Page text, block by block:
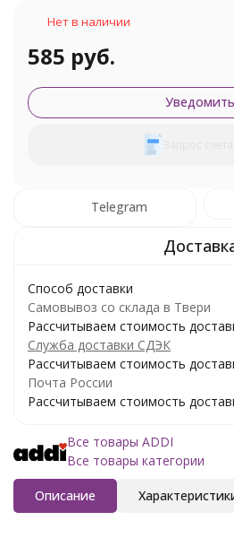
Нет в наличии
585 руб.
Уведомить
Telegram
Способ доставки
Самовывоз со склада в Твери
Рассчитываем стоимость
Служба доставки СДЭК
Рассчитываем стоимость
Почта России
Рассчитываем стоимость
Все товары ADDI
Все товары категории
Описание